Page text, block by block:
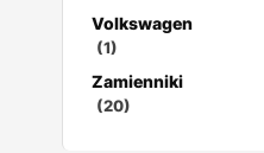
Volkswagen
(1)
Zamienniki
(20)